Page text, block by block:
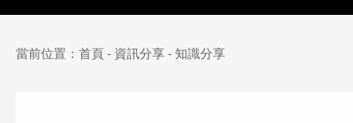
當前位置： 首頁- 資訊分享- 知識分享